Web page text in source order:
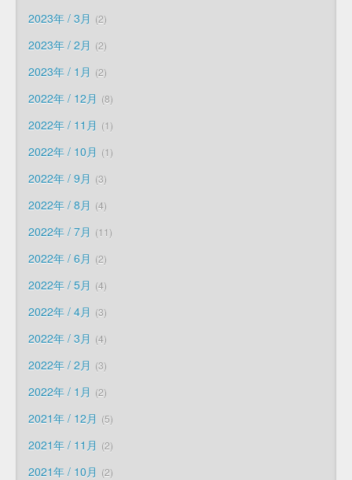
2023年 / 3月 2
2023年 / 2月 2
2023年 / 1月 2
2022年 / 12月 8
2022年 / 11月 1
2022年 / 10月 1
2022年 / 9月 3
2022年 / 8月 4
2022年 / 7月 11
2022年 / 6月 2
2022年 / 5月 4
2022年 / 4月 3
2022年 / 3月 4
2022年 / 2月 3
2022年 / 1月 2
2021年 / 12月 5
2021年 / 11月 2
2021年 / 10月 2